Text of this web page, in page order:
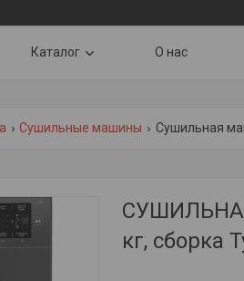
Каталог О нас
Сушильные машины Сушильная
кг, сборка